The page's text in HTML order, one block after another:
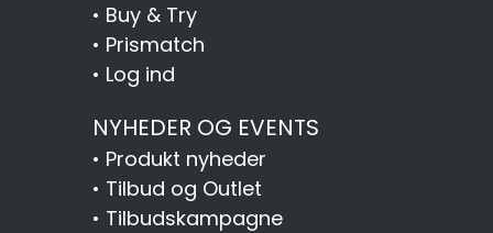
• Buy & Try
• Prismatch
• Log ind
NYHEDER OG EVENTS
• Produkt nyheder
• Tilbud og Outlet
• Tilbudskampagne